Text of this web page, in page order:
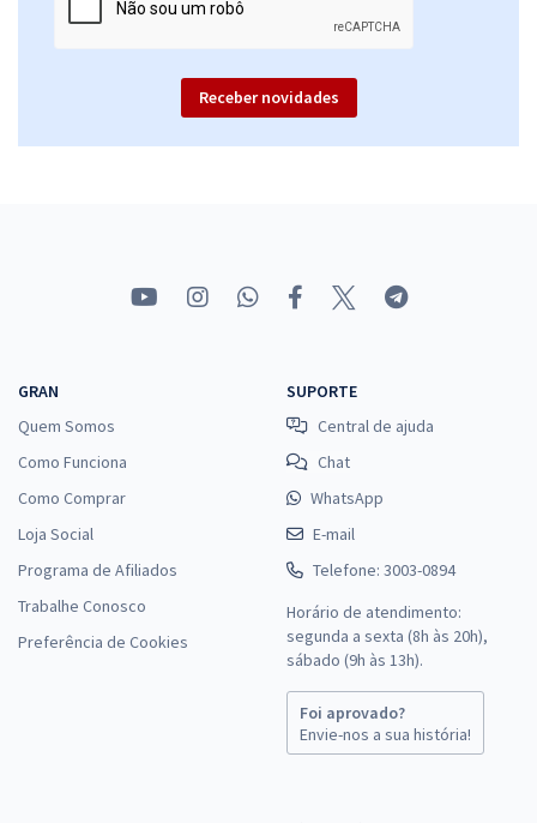
Receber novidades
GRAN
Quem Somos
Como Funciona
Como Comprar
Loja Social
Programa de Afiliados
Trabalhe Conosco
Preferência de Cookies
SUPORTE
Central de ajuda
Chat
WhatsApp
E-mail
Telefone: 3003-0894
Horário de atendimento:
segunda a sexta (8h às 20h),
sábado (9h às 13h).
Foi aprovado?
Envie-nos a sua história!